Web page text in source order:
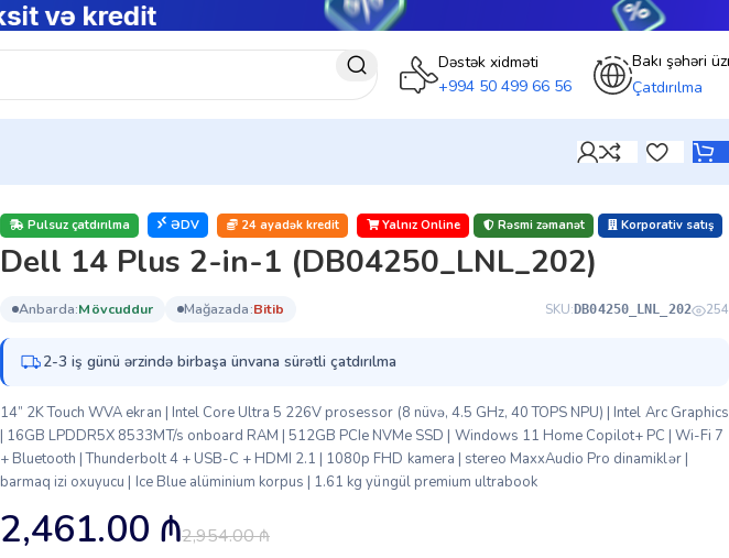
Dəstək xidməti
+994 50 499 66 56
Bakı şəhəri
Çatdırılma
Pulsuz çatdırılma ƏDV 24 ayadək kredit Yalnız Online Rəsmi zəmanət Korporativ satış
Dell 14 Plus 2-in-1 (DB04250_LNL_202)
anbarda: mövcuddur mağazada: bi̇ti̇b SKU:DB04250_LNL_202 254
2-3 iş günü ərzində birbaşa ünvana sürətli çatdırılma
14” 2K Touch WVA ekran | Intel Core Ultra 5 226V prosessor (8 nüvə, 4.5 GHz, 40 TOPS NPU) | Intel Arc Graphics
| 16GB LPDDR5X 8533MT/s onboard RAM | 512GB PCIe NVMe SSD | Windows 11 Home Copilot+ PC | Wi-Fi 7
+ Bluetooth | Thunderbolt 4 + USB-C + HDMI 2.1 | 1080p FHD kamera | stereo MaxxAudio Pro dinamiklər |
barmaq izi oxuyucu | Ice Blue alüminium korpus | 1.61 kg yüngül premium ultrabook
2,954.00₼
2,461.00 ₼